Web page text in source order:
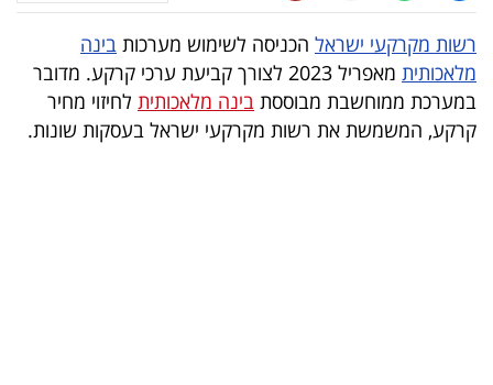
טלוויזיה
עסקי
ספורט
רשות מקרקעי ישראל הכניסה לשימוש מערכות בינה
מלאכותית
מאפריל 2023 לצורך קביעת ערכי קרקע. מדובר
במערכת ממוחשבת מבוססת בינה מלאכותית לחיזוי מחיר
קרקע, המשמשת את רשות מקרקעי ישראל בעסקות שונות.